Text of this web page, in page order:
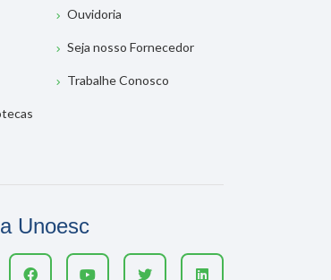
Ouvidoria
Seja nosso Fornecedor
Trabalhe Conosco
Unoesc